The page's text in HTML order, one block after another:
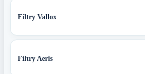
Filtry Vallox
Filtry Aeris